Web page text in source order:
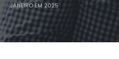
JANEIRO EM 2025